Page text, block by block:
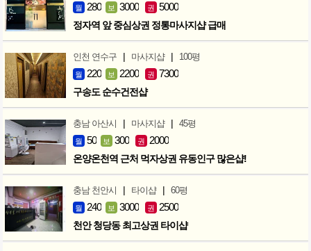
월 280 보 3000 권 5000
정자역 앞 중심상권 정통마사지샵 급매
인천 연수구 | 마사지샵 | 100평
월 220 보 2200 권 7300
구송도 순수건전샵
충남 아산시 | 마사지샵 | 45평
월 50 보 300 권 2000
온양온천역 근처 먹자상권 유동인구 많은샵!
충남 천안시 | 타이샵 | 60평
월 240 보 3000 권 2500
천안 청당동 최고상권 타이샵